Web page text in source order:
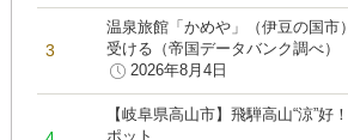
温泉旅館「かめや」（伊豆の国市
受ける（帝国データバンク調べ）
2026年8月4日
【岐阜県高山市】飛騨高山“涼”好
ポット